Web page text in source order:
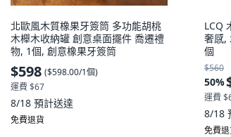
北歐風木質橡果牙簽筒 多功能胡桃
木櫸木收納罐 創意桌面擺件 喬遷禮
物, 1個, 創意橡果牙簽筒
$598 ($598.00/1個)
運費 $67
8/18 預計送達
免費退貨
LCQ
奢感,
個
$560
50%
運費
8/18
免費